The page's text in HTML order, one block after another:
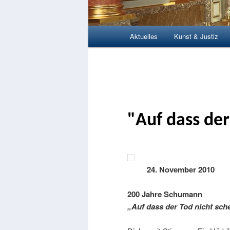
Hauptmenü
Zum Inhalt wechseln
Zum sekundären Inhalt
Aktuelles Kunst & Justiz
"Auf dass
24. November 2010
200 Jahre Schumann
„Auf dass der Tod nicht